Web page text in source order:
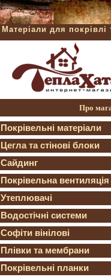
Матеріали для
Про
Покрівельні матеріали
Цегла та стінові блоки
Сайдинг
Покрівельна вентиляція
Утеплювачі
Водостічні системи
Софіти вінілові
Плівки та мембрани
Покрівельні планки